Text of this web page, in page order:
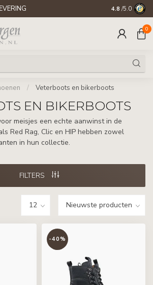
4.8 /5.0
0
/ Veterboots en bikerboots
EN BIKERBOOTS
meisjes een echte aanwinst in de
Red Rag, Clic en HIP hebben zowel
in hun collectie.
FILTERS
-40%